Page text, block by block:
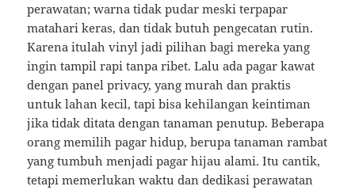
perawatan; warna tidak pudar meski terpapar
matahari keras, dan tidak butuh pengecatan rutin.
Karena itulah vinyl jadi pilihan bagi mereka yang
ingin tampil rapi tanpa ribet. Lalu ada pagar kawat
dengan panel privacy, yang murah dan praktis
untuk lahan kecil, tapi bisa kehilangan keintiman
jika tidak ditata dengan tanaman penutup. Beberapa
orang memilih pagar hidup, berupa tanaman rambat
yang tumbuh menjadi pagar hijau alami. Itu cantik,
tetapi memerlukan waktu dan dedikasi perawatan